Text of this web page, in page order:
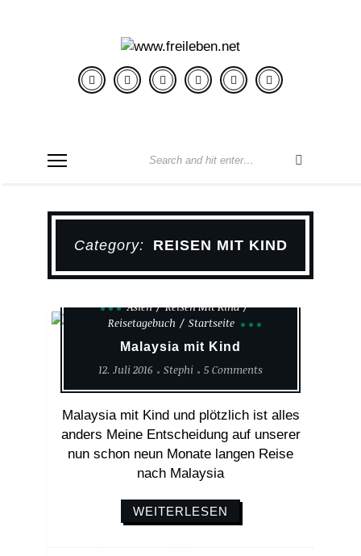
Category: REISEN MIT KIND
Asien
Reisen Mit Kind
Reisetagebuch
Startseite
Malaysia mit Kind
12. Juli 2016 Stephi 5 Comments
Malaysia mit Kind und plötzlich ist alles
anders Meine Entscheidung auf unserer
nun schon neun Monate langen Reise
nach Malaysia
WEITERLESEN